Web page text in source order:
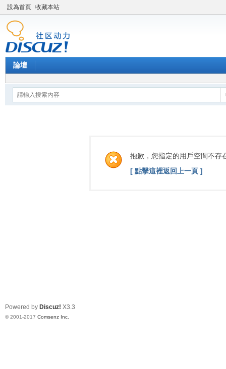
設為首頁 收藏本站
論壇
抱歉，您指定的用戶空間不存
[ 點擊這裡返回上一頁 ]
Powered by Discuz! X3.3
© 2001-2017 Comsenz Inc.